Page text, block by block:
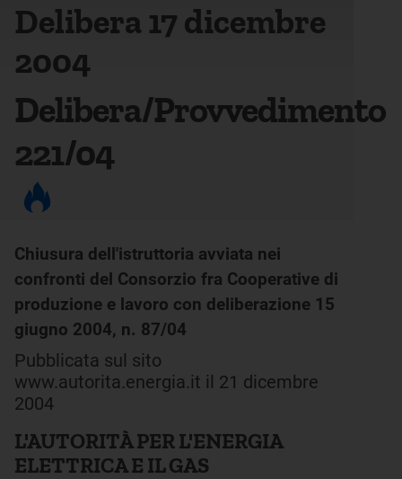
Delibera 17 dicembre
2004
Delibera/Provvedimento
221/04
Chiusura dell'istruttoria avviata nei
confronti del Consorzio fra Cooperative di
produzione e lavoro con deliberazione 15
giugno 2004, n. 87/04
Pubblicata sul sito
www.autorita.energia.it il 21 dicembre
2004
L'AUTORITÀ PER L'ENERGIA
ELETTRICA E IL GAS